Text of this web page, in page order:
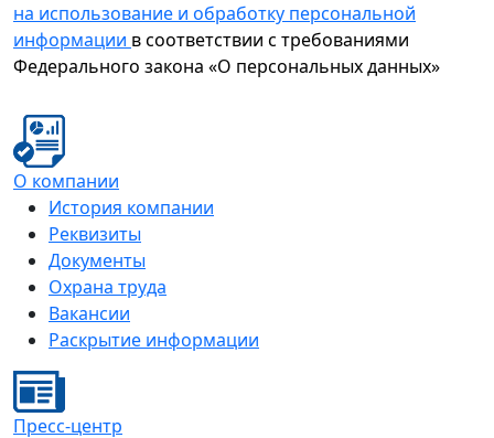
на использование и обработку персональной
информации в соответствии с требованиями
Федерального закона «О персональных данных»
О компании
История компании
Реквизиты
Документы
Охрана труда
Вакансии
Раскрытие информации
Пресс-центр